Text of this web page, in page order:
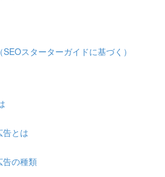
スターターガイドに基づく）
告とは
告の種類